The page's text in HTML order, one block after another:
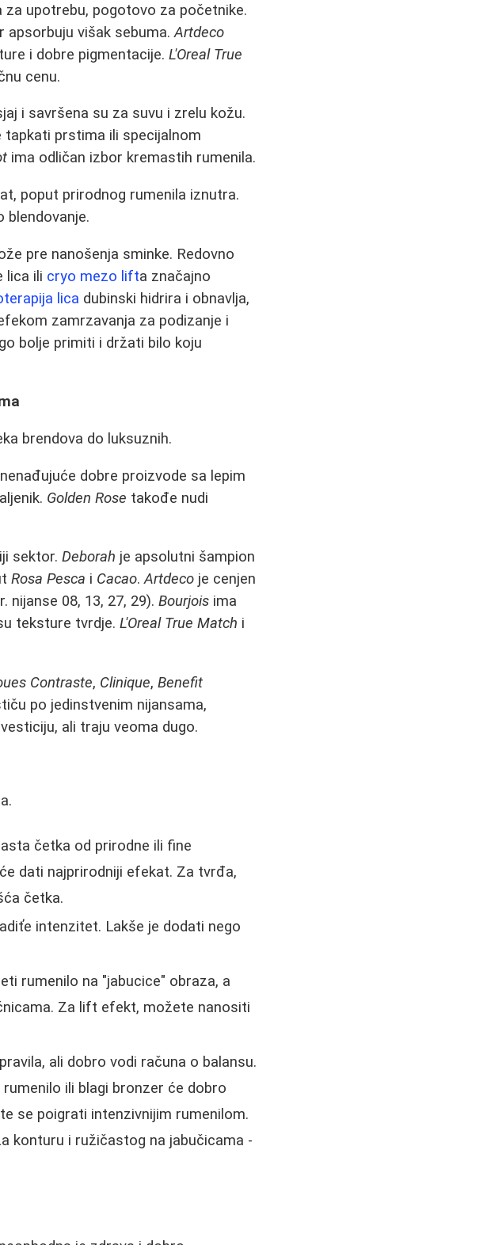
za upotrebu, pogotovo za početnike.
apsorbuju višak sebuma.Artdeco
i dobre pigmentacije.L'Oreal True
cenu.
i savršena su za suvu i zrelu kožu.
tapkati prstima ili specijalnom
ima odličan izbor kremastih rumenila.
poput prirodnog rumenila iznutra.
blendovanje.
pre nanošenja sminke. Redovno
lica ili cryo mezo lifta značajno
lica dubinski hidrira i obnavlja,
zamrzavanja za podizanje i
bolje primiti i držati bilo koju
brendova do luksuznih.
dobre proizvode sa lepim
Golden Rose takođe nudi
sektor.Deborah je apsolutni šampion
Rosa Pesca i Cacao.Artdeco je cenjen
nijanse 08, 13, 27, 29).Bourjois ima
teksture tvrdje.L'Oreal True Match i
Contraste, Clinique,Benefit
po jedinstvenim nijansama,
ali traju veoma dugo.
četka od prirodne ili fine
dati najprirodniji efekat. Za tvrđa,
četka.
intenzitet. Lakše je dodati nego
rumenilo na "jabucice" obraza, a
Za lift efekt, možete nanositi
ali dobro vodi računa o balansu.
ili blagi bronzer će dobro
se poigrati intenzivnijim rumenilom.
konturu i ružičastog na jabučicama -